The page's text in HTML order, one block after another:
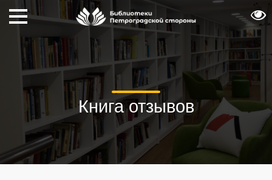
Книга отзывов